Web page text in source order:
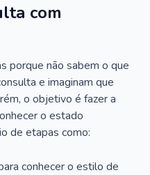
com
porque não sabem o que
e imaginam que
o objetivo é fazer a
o estado
de etapas como:
conhecer o estilo de